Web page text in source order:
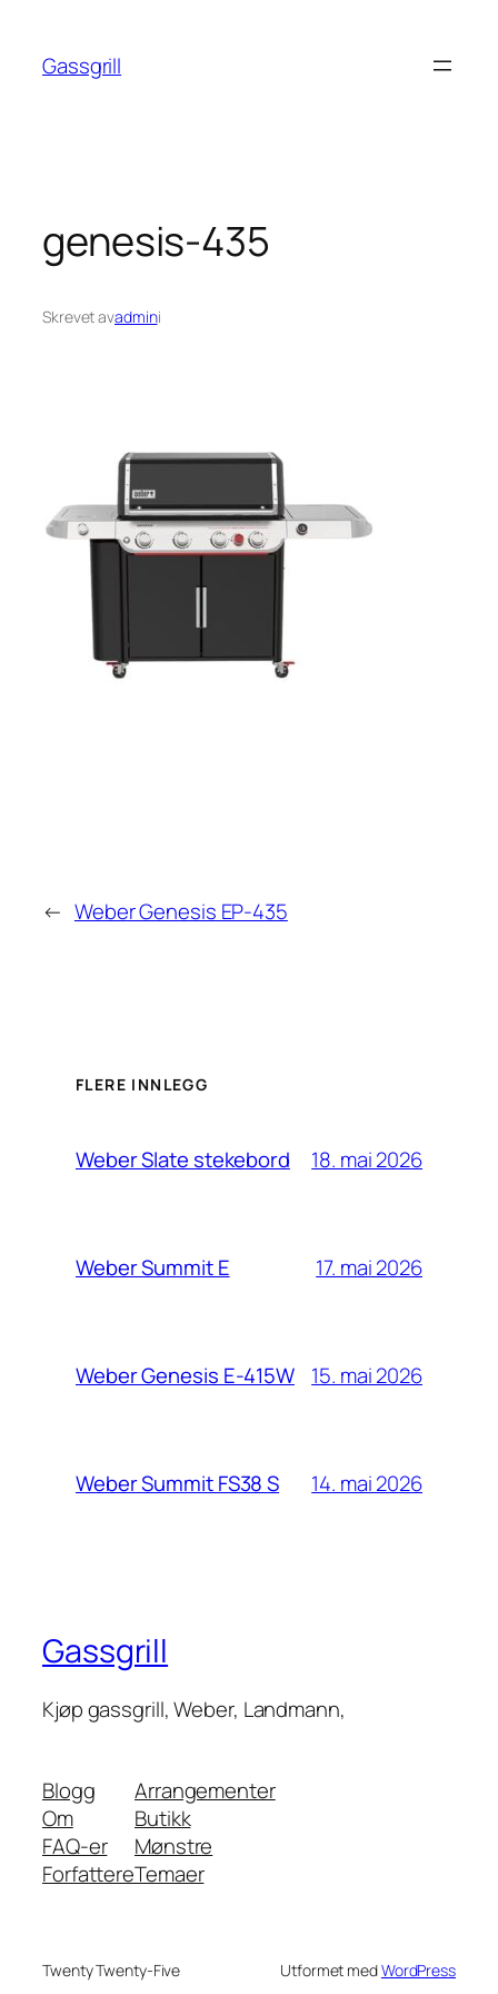
innhold
Gassgrill
genesis-435
Skrevet avadmini
← Weber Genesis EP-435
FLERE INNLEGG
Weber Slate stekebord 18. mai 2026
Weber Summit E 17. mai 2026
Weber Genesis E-415W 15. mai 2026
Weber Summit FS38 S 14. mai 2026
Gassgrill
Kjøp gassgrill, Weber, Landmann,
Blogg
Om
FAQ-er
Forfattere
Arrangementer
Butikk
Mønstre
Temaer
Twenty Twenty-Five Utformet medWordPress